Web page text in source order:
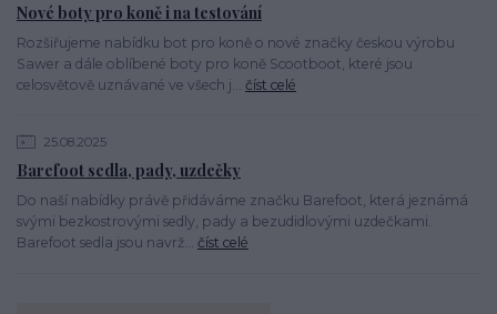
Nové boty pro koně i na testování
Rozšiřujeme nabídku bot pro koně o nové značky českou výrobu
Sawer a dále oblíbené boty pro koně Scootboot, které jsou
celosvětově uznávané ve všech j... číst celé
25.08.2025
Barefoot sedla, pady, uzdečky
Do naší nabídky právě přidáváme značku Barefoot, která jeznámá
svými bezkostrovými sedly, pady a bezudidlovými uzdečkami.
Barefoot sedla jsou navrž... číst celé